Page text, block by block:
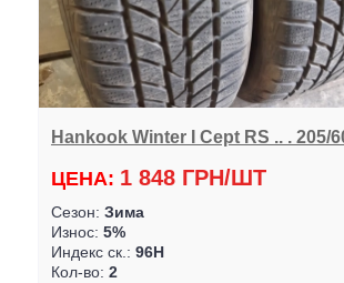
Hankook Winter I Cept RS .. . 205/
ЦЕНА: 1 848 ГРН/ШТ
Сезон: Зима
Износ: 5%
Индекс ск.: 96H
Кол-во: 2